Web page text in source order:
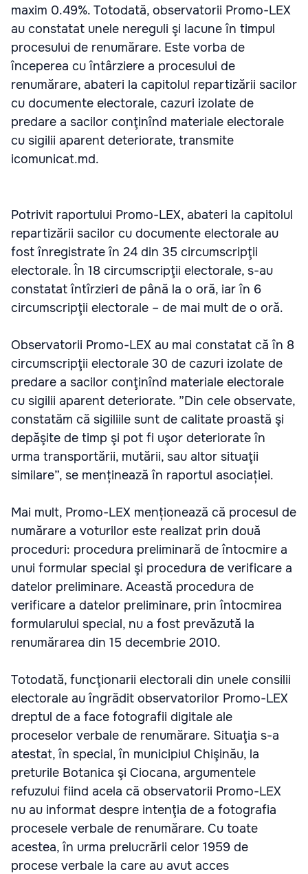
maxim 0.49%. Totodată, observatorii Promo-LEX
au constatat unele nereguli şi lacune în timpul
procesului de renumărare. Este vorba de
începerea cu întârziere a procesului de
renumărare, abateri la capitolul repartizării sacilor
cu documente electorale, cazuri izolate de
predare a sacilor conţinînd materiale electorale
cu sigilii aparent deteriorate, transmite
icomunicat.md.
Potrivit raportului Promo-LEX, abateri la capitolul
repartizării sacilor cu documente electorale au
fost înregistrate în 24 din 35 circumscripţii
electorale. În 18 circumscripţii electorale, s-au
constatat întîrzieri de până la o oră, iar în 6
circumscripţii electorale – de mai mult de o oră.
Observatorii Promo-LEX au mai constatat că în 8
circumscripţii electorale 30 de cazuri izolate de
predare a sacilor conţinînd materiale electorale
cu sigilii aparent deteriorate. ”Din cele observate,
constatăm că sigiliile sunt de calitate proastă şi
depăşite de timp şi pot fi uşor deteriorate în
urma transportării, mutării, sau altor situaţii
similare”, se menținează în raportul asociației.
Mai mult, Promo-LEX menționează că procesul de
numărare a voturilor este realizat prin două
proceduri: procedura preliminară de întocmire a
unui formular special şi procedura de verificare a
datelor preliminare. Această procedura de
verificare a datelor preliminare, prin întocmirea
formularului special, nu a fost prevăzută la
renumărarea din 15 decembrie 2010.
Totodată, funcţionarii electorali din unele consilii
electorale au îngrădit observatorilor Promo-LEX
dreptul de a face fotografii digitale ale
proceselor verbale de renumărare. Situaţia s-a
atestat, în special, în municipiul Chişinău, la
preturile Botanica şi Ciocana, argumentele
refuzului fiind acela că observatorii Promo-LEX
nu au informat despre intenţia de a fotografia
procesele verbale de renumărare. Cu toate
acestea, în urma prelucrării celor 1959 de
procese verbale la care au avut acces